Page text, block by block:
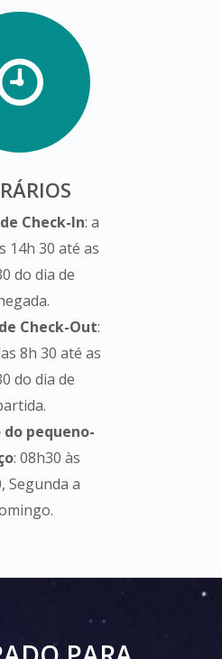
Check-In: a
14h 30 até as
do dia de
Check-Out:
8h 30 até as
do dia de
pequeno-
: 08h30 às
Segunda a